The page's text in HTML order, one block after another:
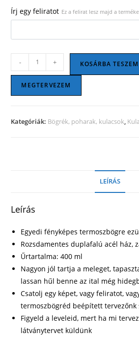
Írj egy feliratot Ez a felirat lesz majd a
Termoszbögre
ezüst
színben
mennyiség
- + KOSÁRBA TESZEM
MEGTERVEZEM
Kategóriák: Bögrék, poharak, kulacsok,
LEÍRÁS
Leírás
Egyedi fényképes termoszbögre
Rozsdamentes duplafalú acél ház,
Űrtartalma: 400 ml
Nagyon jól tartja a meleget,
lassan hűl benne az ital még
Csatolj egy képet, vagy feliratot,
termoszbögréd beépített tervezőnk
Figyeld a leveleid, mert ha mi
látványtervet küldünk